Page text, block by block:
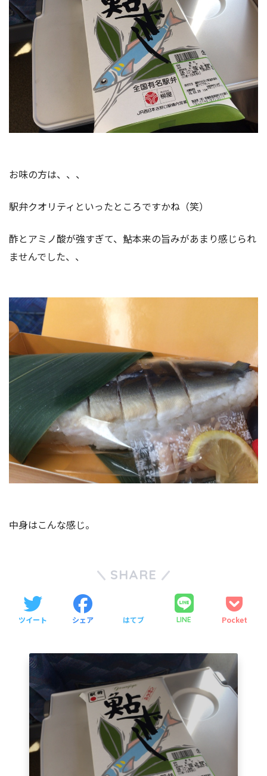
お味の方は、、、
駅弁クオリティといったところですかね（笑）
酢とアミノ酸が強すぎて、鮎本来の旨みがあまり感じられ
ませんでした、、
中身はこんな感じ。
SHARE
ツイート シェア はてブ LINE Pocket